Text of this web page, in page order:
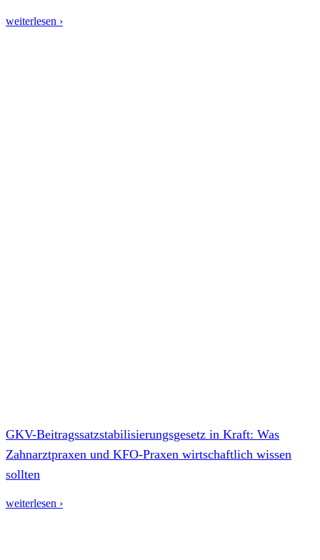
weiterlesen ›
GKV-Beitragssatzstabilisierungsgesetz in Kraft: Was
Zahnarztpraxen und KFO-Praxen wirtschaftlich wissen
sollten
weiterlesen ›